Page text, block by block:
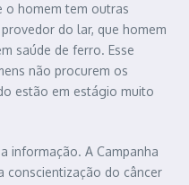
o homem tem outras
do lar, que homem
saúde de ferro. Esse
não procurem os
estão em estágio muito
informação. A Campanha
conscientização do câncer